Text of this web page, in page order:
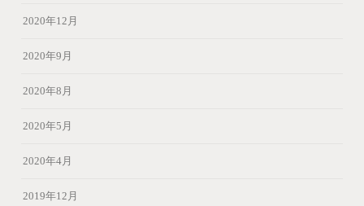
2020年12月
2020年9月
2020年8月
2020年5月
2020年4月
2019年12月